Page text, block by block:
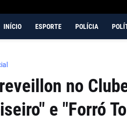
INÍCIO ESPORTE POLÍCIA
no
e "Forró